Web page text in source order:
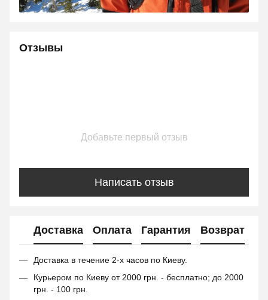
Отзывы
Добавьте первый отзыв
Написать отзыв
Доставка Оплата Гарантия Возврат
Доставка в течение 2-х часов по Киеву.
Курьером по Киеву от 2000 грн. - бесплатно; до 2000
грн. - 100 грн.